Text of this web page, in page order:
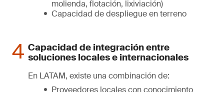
molienda, flotación, lixiviación)
Capacidad de despliegue en terreno
Capacidad de integración entre
soluciones locales e internacionales
En LATAM, existe una combinación de:
Proveedores locales con conocimiento